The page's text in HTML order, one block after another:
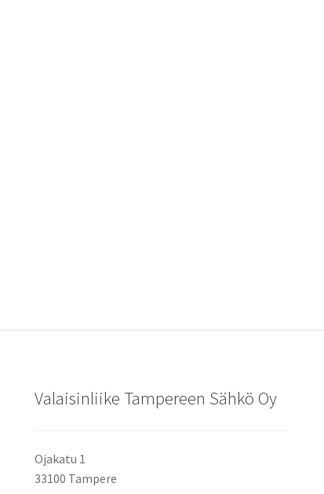
Valaisinliike Tampereen Sähkö Oy
Ojakatu 1
33100 Tampere